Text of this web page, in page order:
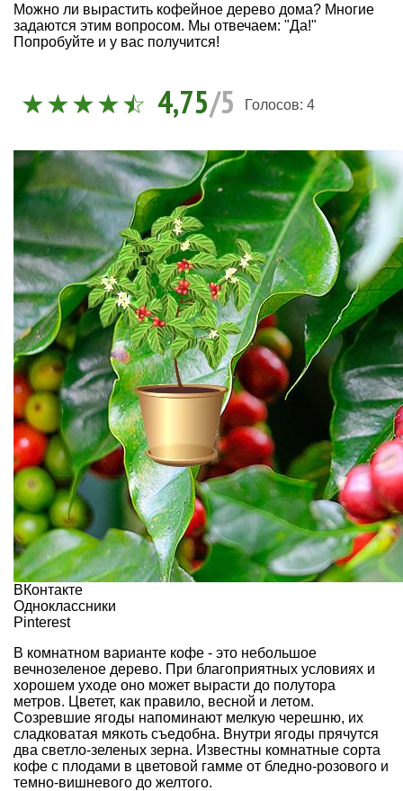
Можно ли вырастить кофейное дерево дома? Многие
задаются этим вопросом. Мы отвечаем: "Да!"
Попробуйте и у вас получится!
4,75/5 Голосов: 4
ВКонтакте
Одноклассники
Pinterest
В комнатном варианте кофе - это небольшое
вечнозеленое дерево. При благоприятных условиях и
хорошем уходе оно может вырасти до полутора
метров. Цветет, как правило, весной и летом.
Созревшие ягоды напоминают мелкую черешню, их
сладковатая мякоть съедобна. Внутри ягоды прячутся
два светло-зеленых зерна. Известны комнатные сорта
кофе с плодами в цветовой гамме от бледно-розового и
темно-вишневого до желтого.